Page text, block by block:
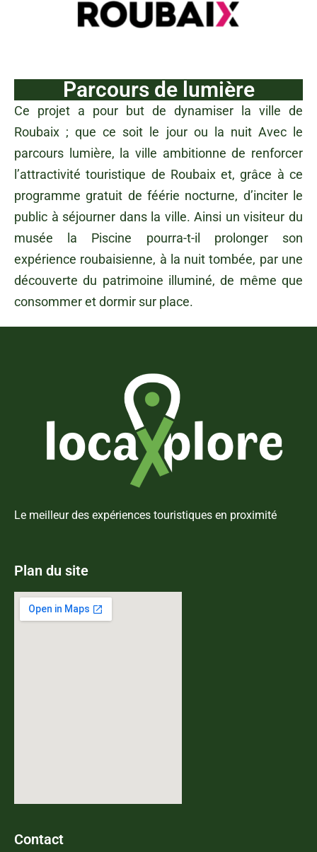
Parcours de lumière
Ce projet a pour but de dynamiser la ville de
Roubaix ; que ce soit le jour ou la nuit Avec le
parcours lumière, la ville ambitionne de renforcer
l’attractivité touristique de Roubaix et, grâce à ce
programme gratuit de féérie nocturne, d’inciter le
public à séjourner dans la ville. Ainsi un visiteur du
musée la Piscine pourra-t-il prolonger son
expérience roubaisienne, à la nuit tombée, par une
découverte du patrimoine illuminé, de même que
consommer et dormir sur place.
Le meilleur des expériences touristiques en proximité
Plan du site
Contact